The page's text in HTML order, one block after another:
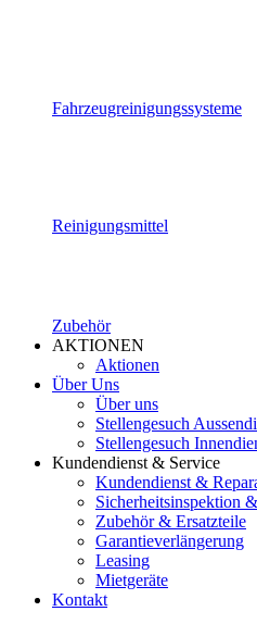
Fahrzeugreinigungssysteme
Reinigungsmittel
Zubehör
AKTIONEN
Aktionen
Über Uns
Über uns
Stellengesuch
Stellengesuch
Kundendienst & Service
Kundendienst &
Sicherheitsinspektion
Zubehör & Ersatzteile
Garantieverlängerung
Leasing
Mietgeräte
Kontakt